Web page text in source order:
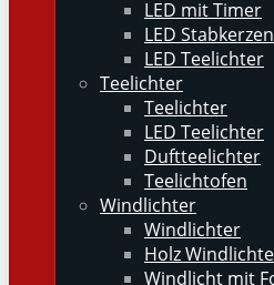
LED mit Timer
LED Stabkerzen
LED Teelichter
Teelichter
Teelichter
LED Teelichter
Duftteelichter
Teelichtofen
Windlichter
Windlichter
Holz
Windlicht mit